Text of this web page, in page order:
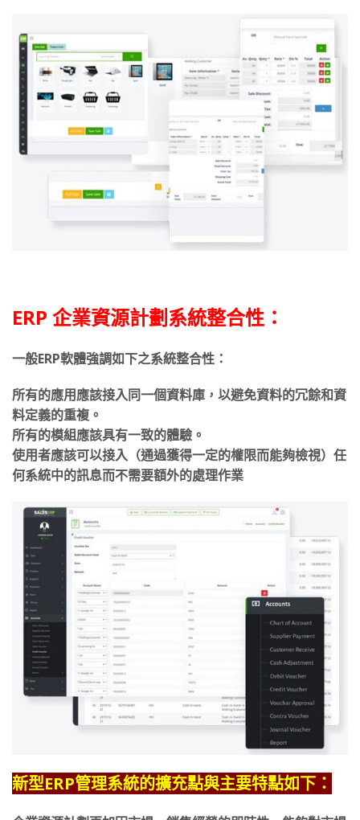
ERP 企業資源計劃系統整合性：
一般ERP軟體強調如下之系統整合性：
所有的應用應該接入同一個資料庫，以避免資料的冗餘和資
料定義的重複。
所有的模組應該具有一致的體驗。
使用者應該可以接入（通過獲得一定的權限而能夠檢視）任
何系統中的訊息而不需要額外的處理作業
新型ERP管理系統的擴充點與主要特點如下：